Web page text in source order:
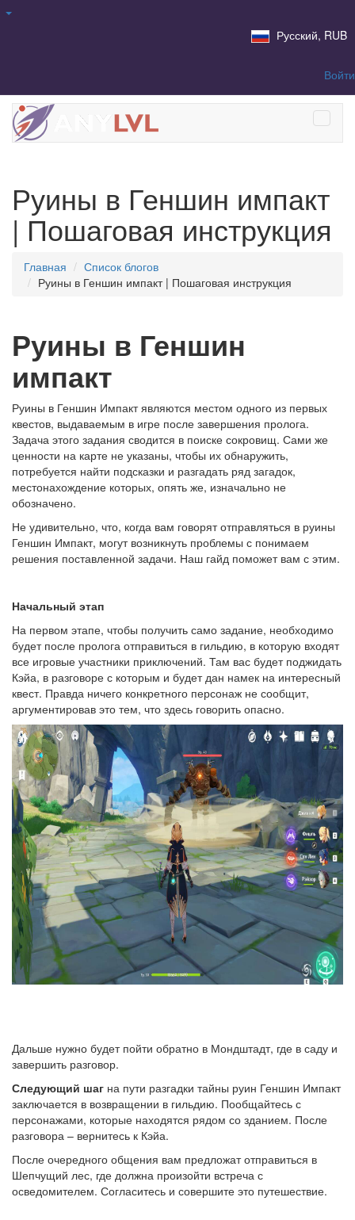
Русский, RUB
Войти
Руины в Геншин импакт
| Пошаговая инструкция
Главная
Список блогов
Руины в Геншин импакт | Пошаговая инструкция
Руины в Геншин
импакт
Руины в Геншин Импакт являются местом одного из первых
квестов, выдаваемым в игре после завершения пролога.
Задача этого задания сводится в поиске сокровищ. Сами же
ценности на карте не указаны, чтобы их обнаружить,
потребуется найти подсказки и разгадать ряд загадок,
местонахождение которых, опять же, изначально не
обозначено.
Не удивительно, что, когда вам говорят отправляться в руины
Геншин Импакт, могут возникнуть проблемы с понимаем
решения поставленной задачи. Наш гайд поможет вам с этим.
Начальный этап
На первом этапе, чтобы получить само задание, необходимо
будет после пролога отправиться в гильдию, в которую входят
все игровые участники приключений. Там вас будет поджидать
Кэйа, в разговоре с которым и будет дан намек на интересный
квест. Правда ничего конкретного персонаж не сообщит,
аргументировав это тем, что здесь говорить опасно.
Дальше нужно будет пойти обратно в Мондштадт, где в саду и
завершить разговор.
Следующий шаг на пути разгадки тайны руин Геншин Импакт
заключается в возвращении в гильдию. Пообщайтесь с
персонажами, которые находятся рядом со зданием. После
разговора – вернитесь к Кэйа.
После очередного общения вам предложат отправиться в
Шепчущий лес, где должна произойти встреча с
осведомителем. Согласитесь и совершите это путешествие.